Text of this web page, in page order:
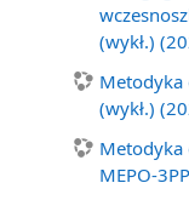
(wykł.)
Metodyka
(wykł.)
Metodyka
MEPO-